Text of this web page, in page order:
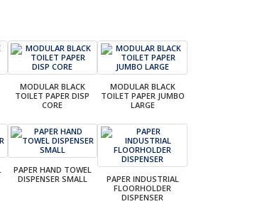
MODULAR BLACK
TOILET PAPER DISP
CORE
MODULAR BLACK
TOILET PAPER JUMBO
LARGE
PAPER HAND TOWEL
DISPENSER SMALL
PAPER INDUSTRIAL
FLOORHOLDER
DISPENSER